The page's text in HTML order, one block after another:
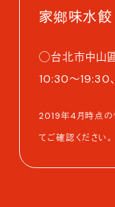
家鄉味水餃
◯台北市中山
10:30～19:30
2019年4月時点の
てご確認ください。